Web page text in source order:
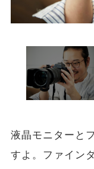
液晶モニターと
すよ。ファイン